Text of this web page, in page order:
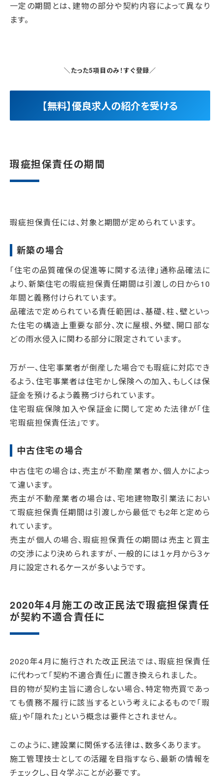
一定の期間とは、建物の部分や契約内容によって異なり
ます。
＼たった5項目のみ！すぐ登録／
【無料】優良求人の紹介を受ける
瑕疵担保責任の期間
瑕疵担保責任には、対象と期間が定められています。
新築の場合
「住宅の品質確保の促進等に関する法律」通称品確法に
より、新築住宅の瑕疵担保責任期間は引渡しの日から10
年間と義務付けられています。
品確法で定められている責任範囲は、基礎、柱、壁といっ
た住宅の構造上重要な部分、次に屋根、外壁、開口部な
どの雨水侵入に関わる部分に限定されています。
万が一、住宅事業者が倒産した場合でも瑕疵に対応でき
るよう、住宅事業者は住宅かし保険への加入、もしくは保
証金を預けるよう義務づけられています。
住宅瑕疵保険加入や保証金に関して定めた法律が「住
宅瑕疵担保責任法」です。
中古住宅の場合
中古住宅の場合は、売主が不動産業者か、個人かによっ
て違います。
売主が不動産業者の場合は、宅地建物取引業法におい
て瑕疵担保責任期間は引渡しから最低でも2年と定めら
れています。
売主が個人の場合、瑕疵担保責任の期間は売主と買主
の交渉により決められますが、一般的には１ヶ月から３ヶ
月に設定されるケースが多いようです。
2020年4月施工の改正民法で瑕疵担保責任
が契約不適合責任に
2020年4月に施行された改正民法では、瑕疵担保責任
に代わって「契約不適合責任」に置き換えられました。
目的物が契約主旨に適合しない場合、特定物売買であっ
ても債務不履行に該当するという考えによるもので「瑕
疵」や「隠れた」という概念は要件とされません。
このように、建設業に関係する法律は、数多くあります。
施工管理技士としての活躍を目指すなら、最新の情報を
チェックし、日々学ぶことが必要です。